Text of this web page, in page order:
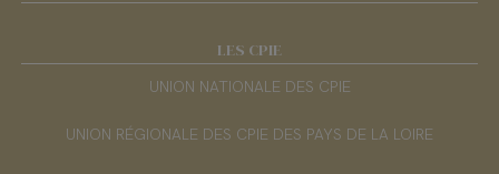
LES CPIE
UNION NATIONALE DES CPIE
UNION RÉGIONALE DES CPIE DES PAYS DE LA LOIRE